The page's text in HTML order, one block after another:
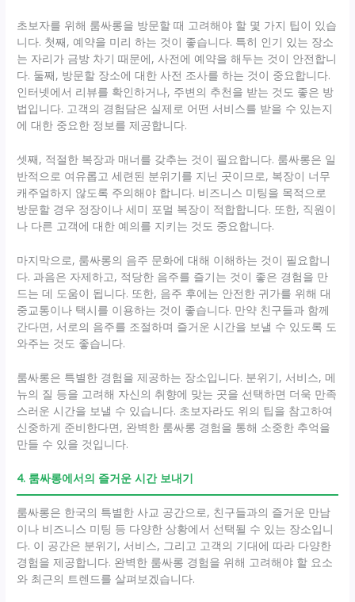
초보자를 위해 룸싸롱을 방문할 때 고려해야 할 몇 가지 팁이 있습
니다. 첫째, 예약을 미리 하는 것이 좋습니다. 특히 인기 있는 장소
는 자리가 금방 차기 때문에, 사전에 예약을 해두는 것이 안전합니
다. 둘째, 방문할 장소에 대한 사전 조사를 하는 것이 중요합니다.
인터넷에서 리뷰를 확인하거나, 주변의 추천을 받는 것도 좋은 방
법입니다. 고객의 경험담은 실제로 어떤 서비스를 받을 수 있는지
에 대한 중요한 정보를 제공합니다.
셋째, 적절한 복장과 매너를 갖추는 것이 필요합니다. 룸싸롱은 일
반적으로 여유롭고 세련된 분위기를 지닌 곳이므로, 복장이 너무
캐주얼하지 않도록 주의해야 합니다. 비즈니스 미팅을 목적으로
방문할 경우 정장이나 세미 포멀 복장이 적합합니다. 또한, 직원이
나 다른 고객에 대한 예의를 지키는 것도 중요합니다.
마지막으로, 룸싸롱의 음주 문화에 대해 이해하는 것이 필요합니
다. 과음은 자제하고, 적당한 음주를 즐기는 것이 좋은 경험을 만
드는 데 도움이 됩니다. 또한, 음주 후에는 안전한 귀가를 위해 대
중교통이나 택시를 이용하는 것이 좋습니다. 만약 친구들과 함께
간다면, 서로의 음주를 조절하며 즐거운 시간을 보낼 수 있도록 도
와주는 것도 좋습니다.
룸싸롱은 특별한 경험을 제공하는 장소입니다. 분위기, 서비스, 메
뉴의 질 등을 고려해 자신의 취향에 맞는 곳을 선택하면 더욱 만족
스러운 시간을 보낼 수 있습니다. 초보자라도 위의 팁을 참고하여
신중하게 준비한다면, 완벽한 룸싸롱 경험을 통해 소중한 추억을
만들 수 있을 것입니다.
4. 룸싸롱에서의 즐거운 시간 보내기
룸싸롱은 한국의 특별한 사교 공간으로, 친구들과의 즐거운 만남
이나 비즈니스 미팅 등 다양한 상황에서 선택될 수 있는 장소입니
다. 이 공간은 분위기, 서비스, 그리고 고객의 기대에 따라 다양한
경험을 제공합니다. 완벽한 룸싸롱 경험을 위해 고려해야 할 요소
와 최근의 트렌드를 살펴보겠습니다.